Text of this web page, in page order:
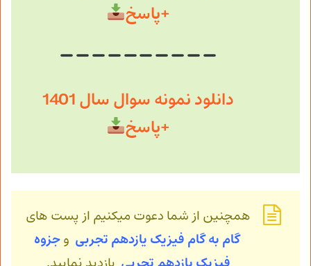
+پاسخ
دانلود نمونه سوال سال 1401
+پاسخ
همچنین از شما دعوت میکنیم از پست های
گام به گام فیزیک یازدهم تجربی وجزوه